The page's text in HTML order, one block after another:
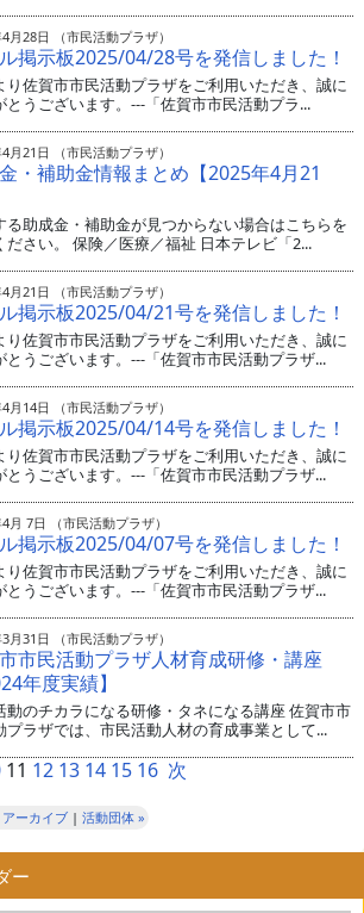
月28日 （市民活動プラザ）
掲示板2025/04/28号を発信しました！
り佐賀市市民活動プラザをご利用いただき、誠に
とうございます。---「佐賀市市民活動プラ...
月21日 （市民活動プラザ）
・補助金情報まとめ【2025年4月21
る助成金・補助金が見つからない場合はこちらを
ださい。 保険／医療／福祉 日本テレビ「2...
月21日 （市民活動プラザ）
掲示板2025/04/21号を発信しました！
り佐賀市市民活動プラザをご利用いただき、誠に
とうございます。---「佐賀市市民活動プラザ...
月14日 （市民活動プラザ）
掲示板2025/04/14号を発信しました！
り佐賀市市民活動プラザをご利用いただき、誠に
とうございます。---「佐賀市市民活動プラザ...
月 7日 （市民活動プラザ）
掲示板2025/04/07号を発信しました！
り佐賀市市民活動プラザをご利用いただき、誠に
とうございます。---「佐賀市市民活動プラザ...
月31日 （市民活動プラザ）
市民活動プラザ人材育成研修・講座
年度実績】
動のチカラになる研修・タネになる講座 佐賀市市
プラザでは、市民活動人材の育成事業として...
11 12 13 14 15 16 次
アーカイブ| 活動団体 »
ー